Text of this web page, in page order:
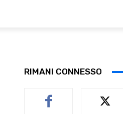
RIMANI CONNESSO